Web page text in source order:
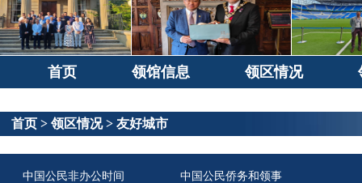
首页 领馆信息 领区情况
首页 > 领区情况> 友好城市
中国公民非办公时间
中国公民侨务和领事